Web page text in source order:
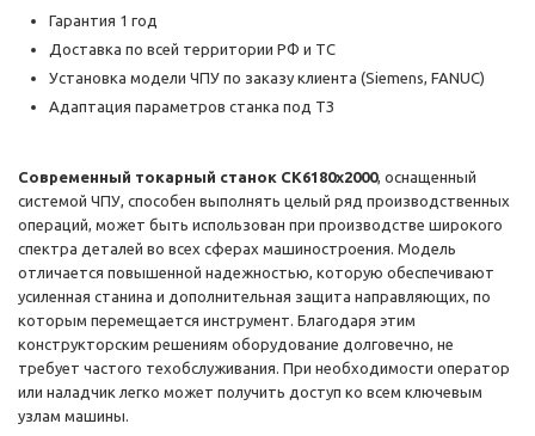
Гарантия 1 год
Доставка по всей территории РФ и ТС
Установка модели ЧПУ по заказу клиента (Siemens, FANUC)
Адаптация параметров станка под ТЗ
Современный токарный станок CK6180х2000, оснащенный
системой ЧПУ, способен выполнять целый ряд производственных
операций, может быть использован при производстве широкого
спектра деталей во всех сферах машиностроения. Модель
отличается повышенной надежностью, которую обеспечивают
усиленная станина и дополнительная защита направляющих, по
которым перемещается инструмент. Благодаря этим
конструкторским решениям оборудование долговечно, не
требует частого техобслуживания. При необходимости оператор
или наладчик легко может получить доступ ко всем ключевым
узлам машины.